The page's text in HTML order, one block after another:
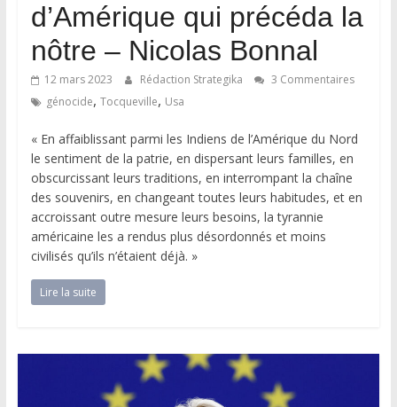
d’Amérique qui précéda la
nôtre – Nicolas Bonnal
12 mars 2023 Rédaction Strategika
3 Commentaires
génocide, Tocqueville, Usa
« En affaiblissant parmi les Indiens de l’Amérique du Nord
le sentiment de la patrie, en dispersant leurs familles, en
obscurcissant leurs traditions, en interrompant la chaîne
des souvenirs, en changeant toutes leurs habitudes, et en
accroissant outre mesure leurs besoins, la tyrannie
américaine les a rendus plus désordonnés et moins
civilisés qu’ils n’étaient déjà. »
Lire la suite